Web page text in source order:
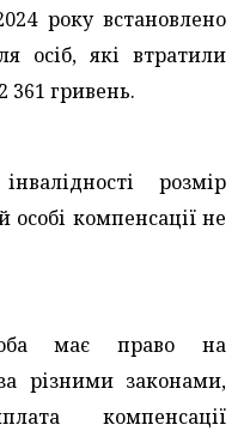
року встановлено
осіб, які втратили
361 гривень.
розмір
особі компенсації не
має право на
різними законами,
компенсації